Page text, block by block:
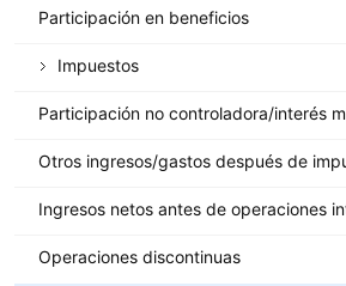
Participación en beneficios
Impuestos
Participación no controladora/interés
Otros ingresos/gastos después de
Ingresos netos antes de operaciones
Operaciones discontinuas